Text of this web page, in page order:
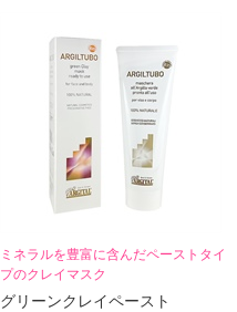
ミネラルを豊富に含んだペーストタイ
プのクレイマスク
グリーンクレイペースト